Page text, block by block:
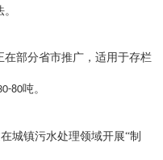
部分省市推广，适用于存栏
80吨。
城镇污水处理领域开展“制